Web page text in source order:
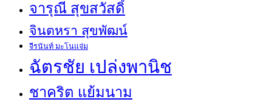
จารุณี สุขสวัสดิ์
จินตหรา สุขพัฒน์
จีรนันท์ มะโนแจ่ม
ฉัตรชัย เปล่งพานิช
ชาคริต แย้มนาม